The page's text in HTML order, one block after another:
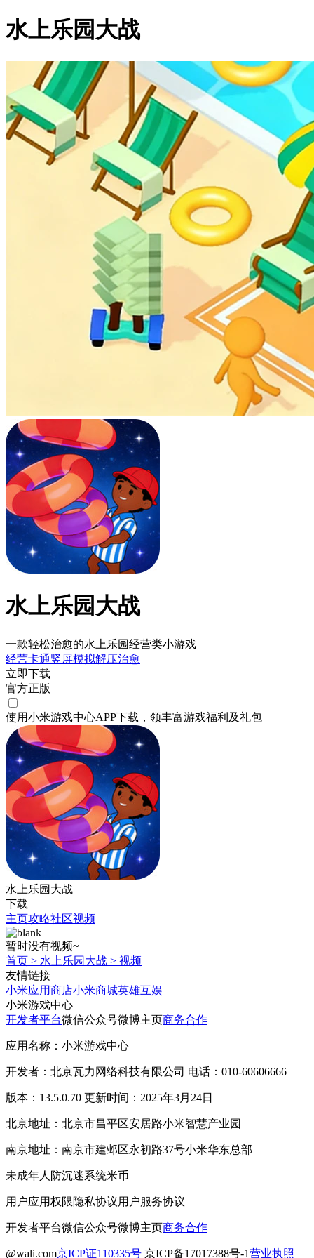
水上乐园大战
水上乐园大战
一款轻松治愈的水上乐园经营类小游戏
经营卡通竖屏模拟解压治愈
立即下载
官方正版
使用小米游戏中心APP下载 ，领丰富游戏福利 及礼包
水上乐园大战
下载
主页攻略社区视频
暂时没有视频~
首页 > 水上乐园大战 > 视频
友情链接
小米应用商店小米商城英雄互娱
小米游戏中心
开发者平台微信公众号微博主页商务合作
应用名称：小米游戏中心
开发者：北京瓦力网络科技有限公司 电话：010-60606666
版本：13.5.0.70 更新时间：2025年3月24日
北京地址：北京市昌平区安居路小米智慧产业园
南京地址：南京市建邺区永初路37号小米华东总部
未成年人防沉迷系统米币
用户应用权限隐私协议用户服务协议
开发者平台微信公众号微博主页商务合作
@wali.com京ICP证110335号 京ICP备17017388号-1营业执照